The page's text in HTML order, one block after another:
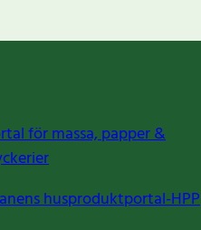
för massa, papper &
husproduktportal-HPP